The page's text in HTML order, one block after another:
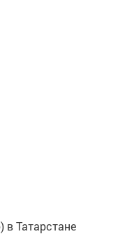
в Татарстане